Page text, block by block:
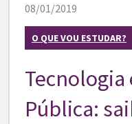
08/01/2019
O QUE VOU ESTUDAR?
Tecnologia
Pública: